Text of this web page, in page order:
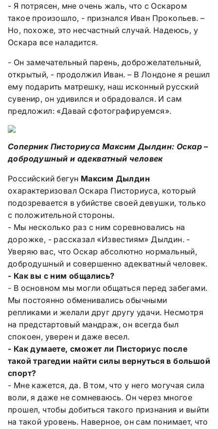
- Я потрясен, мне очень жаль, что с Оскаром
такое произошло, - признался Иван Прокопьев. –
Но, похоже, это несчастный случай. Надеюсь, у
Оскара все наладится.
- Он замечательный парень, доброжелательный,
открытый, - продолжил Иван. – В Лондоне я решил
ему подарить матрешку, наш исконный русский
сувенир, он удивился и обрадовался. И сам
предложил: «Давай сфотографируемся».
Соперник Писториуса Максим Дылдин: Оскар –
добродушный и адекватный человек
Российский бегун Максим Дылдин
охарактеризовал Оскара Писториуса, который
подозревается в убийстве своей девушки, только
с положительной стороны.
- Мы несколько раз с ним соревновались на
дорожке, - рассказал «Известиям» Дылдин. -
Уверяю вас, что Оскар абсолютно нормальный,
добродушный и совершенно адекватный человек.
- Как вы с ним общались?
- В основном мы могли общаться перед забегами.
Мы постоянно обменивались обычными
репликами и желали друг другу удачи. Несмотря
на предстартовый мандраж, он всегда был
спокоен, уверен и даже весел.
- Как думаете, сможет ли Писториус после
такой трагедии найти силы вернуться в большой
спорт?
- Мне кажется, да. В том, что у него могучая сила
воли, я даже не сомневаюсь. Он через многое
прошел, чтобы добиться такого признания и выйти
на такой уровень. Наверное, он сам понимает, что